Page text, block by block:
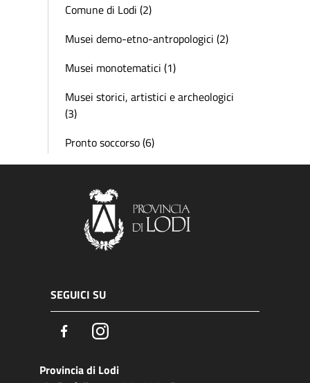
Comune di Lodi (2)
Musei demo-etno-antropologici (2)
Musei monotematici (1)
Musei storici, artistici e archeologici
(3)
Pronto soccorso (6)
SEGUICI SU
FacebookInstagram
Provincia di Lodi